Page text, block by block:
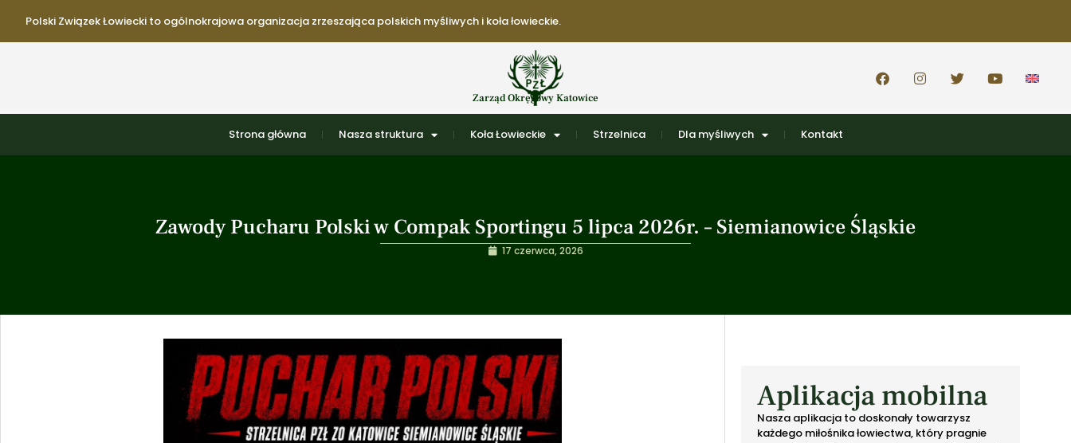
Polski Związek Łowiecki to ogólnokrajowa organizacja zrzeszająca polskich myśliwych i koła łowieckie.
Zarząd Okręgowy Katowice
Strona główna Nasza struktura Koła Łowieckie Strzelnica Dla myśliwych Kontakt
Zawody Pucharu Polski w Compak Sportingu 5 lipca 2026r. – Siemianowice Śląskie
17 czerwca, 2026
Aplikacja mobilna
Nasza aplikacja to doskonały towarzysz
każdego miłośnika łowiectwa, który pragnie